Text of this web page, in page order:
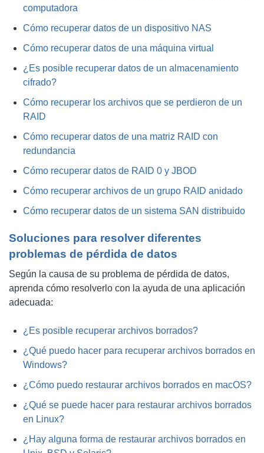
computadora
Cómo recuperar datos de un dispositivo NAS
Cómo recuperar datos de una máquina virtual
¿Es posible recuperar datos de un almacenamiento
cifrado?
Cómo recuperar los archivos que se perdieron de un
RAID
Cómo recuperar datos de una matriz RAID con
redundancia
Cómo recuperar datos de RAID 0 y JBOD
Cómo recuperar archivos de un grupo RAID anidado
Cómo recuperar datos de un sistema SAN distribuido
Soluciones para resolver diferentes
problemas de pérdida de datos
Según la causa de su problema de pérdida de datos,
aprenda cómo resolverlo con la ayuda de una aplicación
adecuada:
¿Es posible recuperar archivos borrados?
¿Qué puedo hacer para recuperar archivos borrados en
Windows?
¿Cómo puedo restaurar archivos borrados en macOS?
¿Qué se puede hacer para restaurar archivos borrados
en Linux?
¿Hay alguna forma de restaurar archivos borrados en